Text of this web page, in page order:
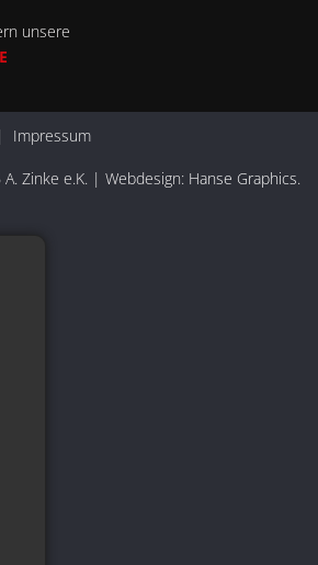
unsere
Impressum
Zinke e.K. | Webdesign: Hanse Graphics.